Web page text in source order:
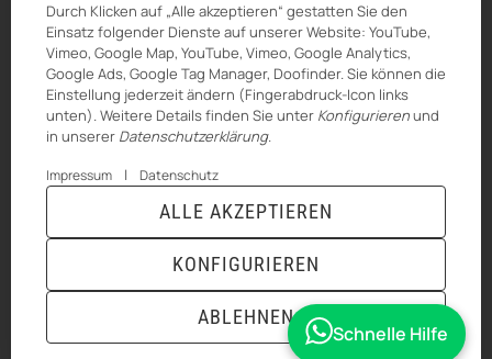
* Alle Preise inkl. gesetzlicher USt., zzgl.
ANMELDEN MENÜ WARENKORB
Durch Klicken auf „Alle akzeptieren“ gestatten Sie den
Einsatz folgender Dienste auf unserer Website: YouTube,
Vimeo, Google Map, YouTube, Vimeo, Google Analytics,
Google Ads, Google Tag Manager, Doofinder. Sie können die
Einstellung jederzeit ändern (Fingerabdruck-Icon links
unten). Weitere Details finden Sie unter Konfigurierenund
in unserer Datenschutzerklärung.
Impressum | Datenschutz
ABLEHNEN
KONFIGURIEREN
ALLE AKZEPTIEREN
Schnelle Hilfe